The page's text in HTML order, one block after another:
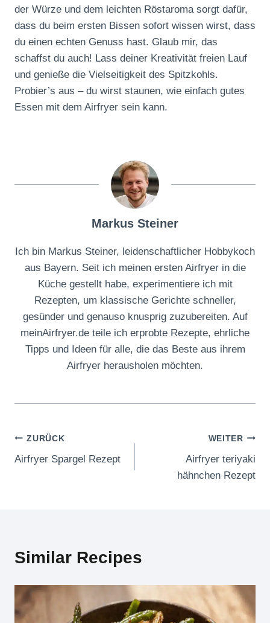
der Würze und dem leichten Röstaroma sorgt dafür,
dass du beim ersten Bissen sofort wissen wirst, dass
du einen echten Genuss hast. Glaub mir, das
schaffst du auch! Lass deiner Kreativität freien Lauf
und genieße die Vielseitigkeit des Spitzkohls.
Probier’s aus – du wirst staunen, wie einfach gutes
Essen mit dem Airfryer sein kann.
Markus Steiner
Ich bin Markus Steiner, leidenschaftlicher Hobbykoch
aus Bayern. Seit ich meinen ersten Airfryer in die
Küche gestellt habe, experimentiere ich mit
Rezepten, um klassische Gerichte schneller,
gesünder und genauso knusprig zuzubereiten. Auf
meinAirfryer.de teile ich erprobte Rezepte, ehrliche
Tipps und Ideen für alle, die das Beste aus ihrem
Airfryer herausholen möchten.
Beitragsnavigation
ZURÜCK
Airfryer Spargel Rezept
WEITER
Airfryer teriyaki
hähnchen Rezept
Similar Recipes